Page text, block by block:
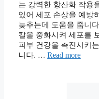
는 강력한 항산화 작용
있어 세포 손상을 예방
늦추는데 도움을 줍니
칼을 중화시켜 세포를
피부 건강을 촉진시키
니다. … Read more